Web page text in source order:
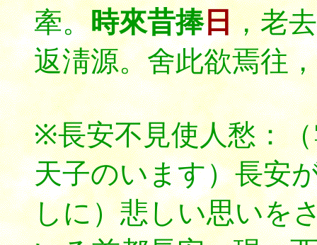
牽。時來昔捧日，老
返淸源。舍此欲焉往
※長安不見使人愁：
天子のいます）長安
しに）悲しい思いを